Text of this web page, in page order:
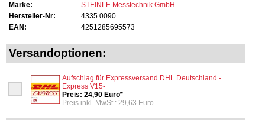
Marke:
STEINLE Messtechnik GmbH
Hersteller-Nr:
4335.0090
EAN:
4251285695573
Versandoptionen:
Aufschlag für Expressversand DHL Deutschland -
Express V15-
Preis: 24,90 Euro*
Preis inkl. MwSt.: 29,63 Euro